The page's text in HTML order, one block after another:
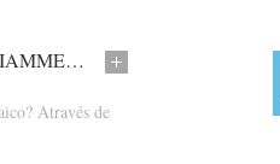
Compartilhe suas ideias e ganhe outro medidor de energia IAMMETER
Através de